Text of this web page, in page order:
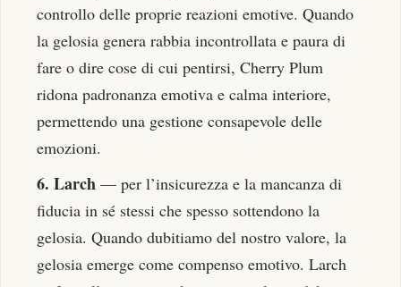
controllo delle proprie reazioni emotive. Quando
la gelosia genera rabbia incontrollata e paura di
fare o dire cose di cui pentirsi, Cherry Plum
ridona padronanza emotiva e calma interiore,
permettendo una gestione consapevole delle
emozioni.
6. Larch — per l’insicurezza e la mancanza di
fiducia in sé stessi che spesso sottendono la
gelosia. Quando dubitiamo del nostro valore, la
gelosia emerge come compenso emotivo. Larch